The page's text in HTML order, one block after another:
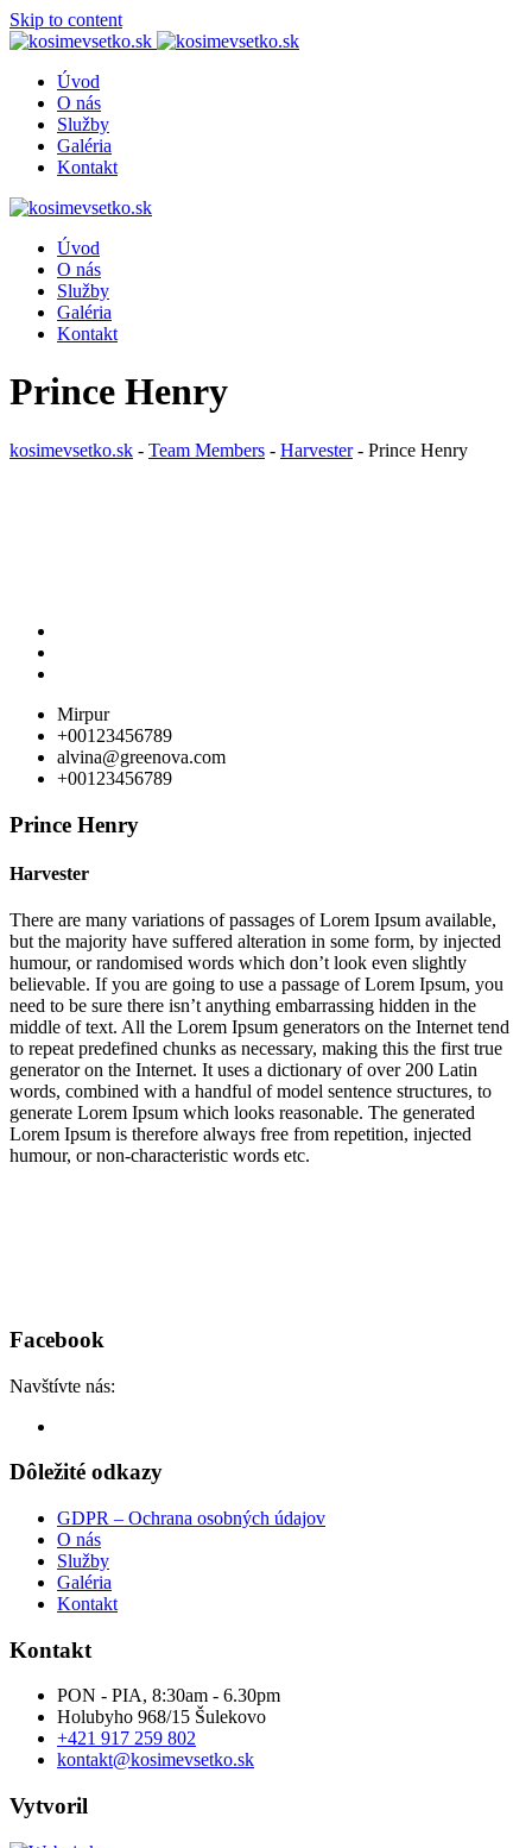
Skip to content
Úvod
O nás
Služby
Galéria
Kontakt
Úvod
O nás
Služby
Galéria
Kontakt
Prince Henry
kosimevsetko.sk - Team Members - Harvester- Prince Henry
Mirpur
+00123456789
alvina@greenova.com
+00123456789
Prince Henry
Harvester
There are many variations of passages of Lorem Ipsum available,
but the majority have suffered alteration in some form, by injected
humour, or randomised words which don’t look even slightly
believable. If you are going to use a passage of Lorem Ipsum, you
need to be sure there isn’t anything embarrassing hidden in the
middle of text. All the Lorem Ipsum generators on the Internet tend
to repeat predefined chunks as necessary, making this the first true
generator on the Internet. It uses a dictionary of over 200 Latin
words, combined with a handful of model sentence structures, to
generate Lorem Ipsum which looks reasonable. The generated
Lorem Ipsum is therefore always free from repetition, injected
humour, or non-characteristic words etc.
Facebook
Navštívte nás:
Dôležité odkazy
GDPR – Ochrana osobných údajov
O nás
Služby
Galéria
Kontakt
Kontakt
PON - PIA, 8:30am - 6.30pm
Holubyho 968/15 Šulekovo
+421 917 259 802
kontakt@kosimevsetko.sk
Vytvoril